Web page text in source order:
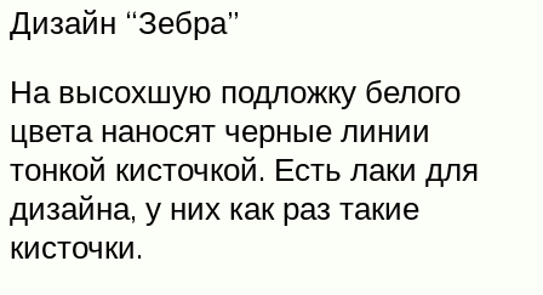
Дизайн “Зебра”
На высохшую подложку белого
цвета наносят черные линии
тонкой кисточкой. Есть лаки для
дизайна, у них как раз такие
кисточки.